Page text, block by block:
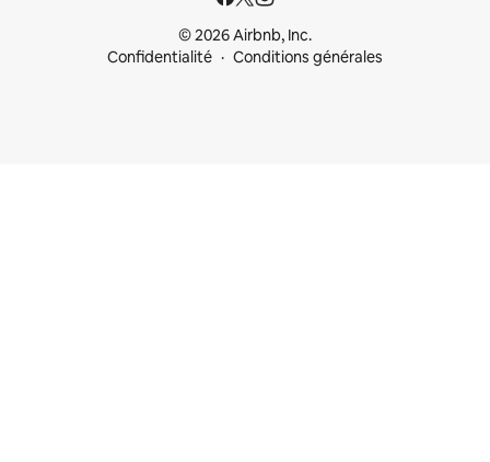
© 2026 Airbnb, Inc.
Confidentialité
Conditions générales